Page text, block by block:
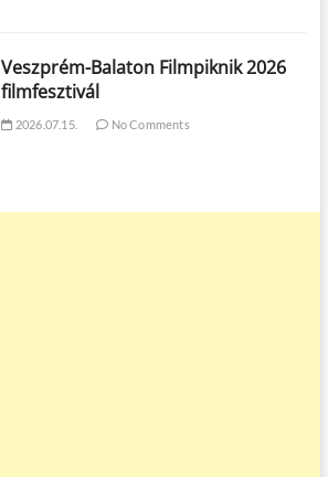
Veszprém-Balaton Filmpiknik 2026
filmfesztivál
2026.07.15. No Comments